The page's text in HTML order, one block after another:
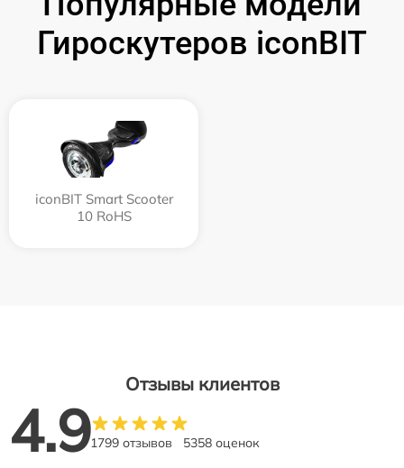
Гироскутеров iconBIT
iconBIT Smart Scooter
10 RoHS
Отзывы клиентов
4.91799 отзывов 5358 оценок